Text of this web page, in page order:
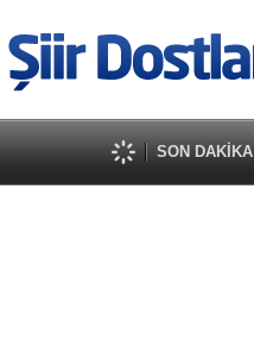
SON DAKİKA